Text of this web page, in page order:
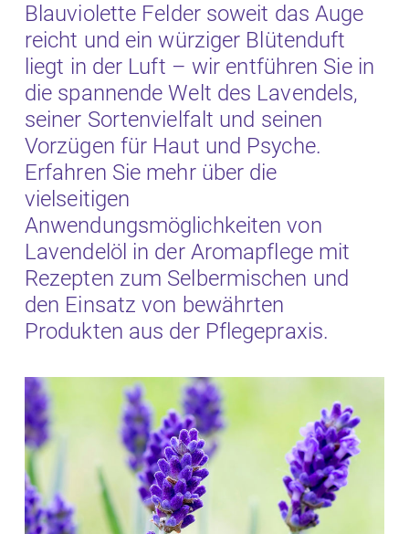
Blauviolette Felder soweit das Auge
reicht und ein würziger Blütenduft
liegt in der Luft – wir entführen Sie in
die spannende Welt des Lavendels,
seiner Sortenvielfalt und seinen
Vorzügen für Haut und Psyche.
Erfahren Sie mehr über die
vielseitigen
Anwendungsmöglichkeiten von
Lavendelöl in der Aromapflege mit
Rezepten zum Selbermischen und
den Einsatz von bewährten
Produkten aus der Pflegepraxis.